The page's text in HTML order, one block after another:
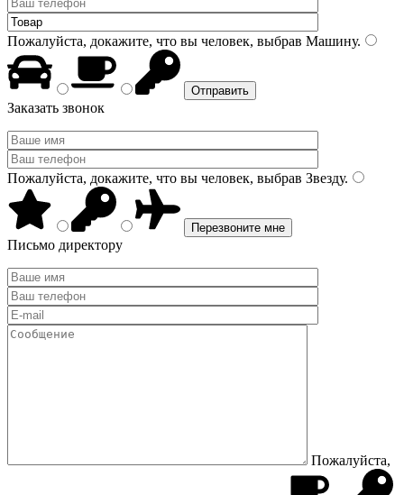
Пожалуйста, докажите, что вы человек, выбрав Машину.
Заказать звонок
Пожалуйста, докажите, что вы человек, выбрав Звезду.
Письмо директору
Пожалуйста,